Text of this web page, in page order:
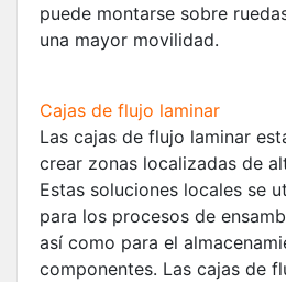
puede montarse sobre
una mayor movilidad.
Cajas de flujo laminar
Las cajas de flujo laminar
crear zonas localizadas de
Estas soluciones locales se
para los procesos de
así como para el
componentes. Las cajas de